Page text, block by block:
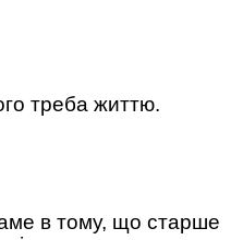
треба життю.
в тому, що старше